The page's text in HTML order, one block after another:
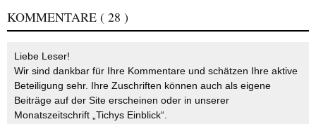
KOMMENTARE ( 28 )
Liebe Leser!
Wir sind dankbar für Ihre Kommentare und schätzen Ihre aktive
Beteiligung sehr. Ihre Zuschriften können auch als eigene
Beiträge auf der Site erscheinen oder in unserer
Monatszeitschrift „Tichys Einblick“.